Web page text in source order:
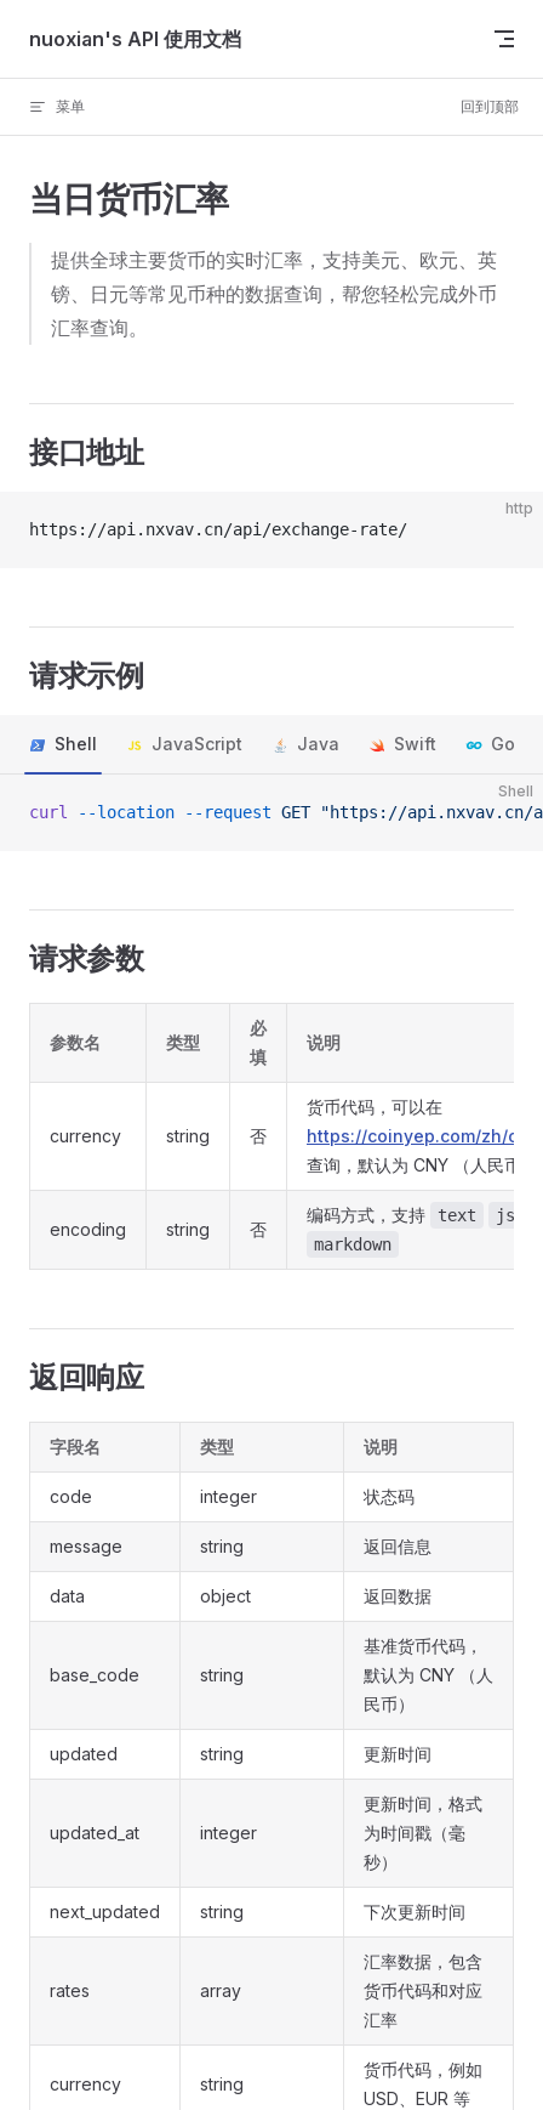
Skip to content
nuoxian's API 使用文档
菜单 回到顶部
当日货币汇率
提供全球主要货币的实时汇率，支持美元、欧元、英
镑、日元等常见币种的数据查询，帮您轻松完成外币
汇率查询。
接口地址
http
https://api.nxvav.cn/api/exchange-rate/
请求示例
Shell JavaScript Java Swift Go
Shell
curl --location --request GET "https://api.nxvav.cn/
请求参数
参数名 类型
必
填
说明
currency string 否
货币代码，可以在
https://coinyep.com/zh/
查询，默认为 CNY （人民币）
encoding string 否
编码方式，支持 text
json
markdown
返回响应
字段名 类型 说明
code integer 状态码
message string 返回信息
data object 返回数据
base_code string
基准货币代码，
默认为 CNY （人
民币）
updated string 更新时间
updated_at integer
更新时间，格式
为时间戳（毫
秒）
next_updated string 下次更新时间
rates array
汇率数据，包含
货币代码和对应
汇率
currency string
货币代码，例如
USD、EUR 等